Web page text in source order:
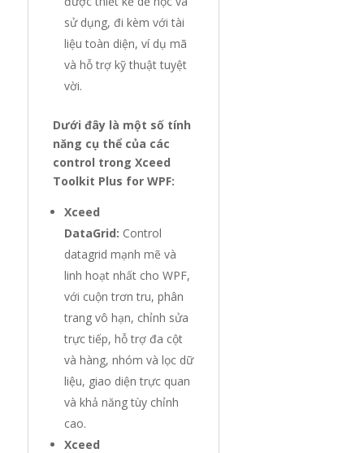
sử dụng, đi kèm với tài
liệu toàn diện, ví dụ mã
và hỗ trợ kỹ thuật tuyệt
vời.
Dưới đây là một số tính
năng cụ thể của các
control trong Xceed
Toolkit Plus for WPF:
Xceed
DataGrid: Control
datagrid mạnh mẽ và
linh hoạt nhất cho WPF,
với cuộn trơn tru, phân
trang vô hạn, chỉnh sửa
trực tiếp, hỗ trợ đa cột
và hàng, nhóm và lọc dữ
liệu, giao diện trực quan
và khả năng tùy chỉnh
cao.
Xceed